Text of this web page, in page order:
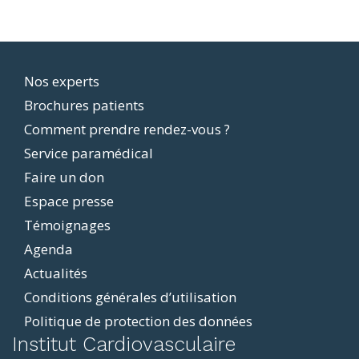
Footer
menu
Nos experts
Brochures patients
Comment prendre rendez-vous ?
Service paramédical
Faire un don
Espace presse
Témoignages
Agenda
Actualités
Conditions générales d’utilisation
Politique de protection des données
Institut Cardiovasculaire